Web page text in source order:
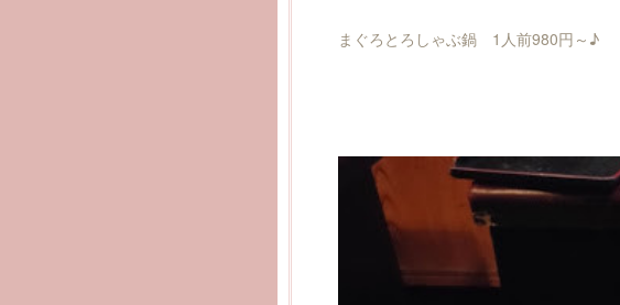
まぐろとろしゃぶ鍋 1人前980円～♪